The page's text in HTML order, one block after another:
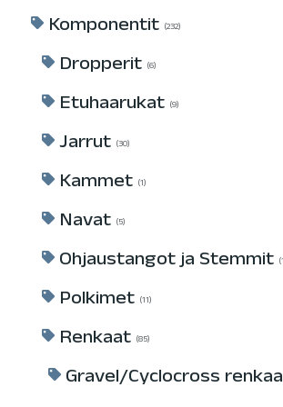
Komponentit
232
Dropperit 6
Etuhaarukat 9
Jarrut 30
Kammet 1
Navat 5
Ohjaustangot ja Stemmit
Polkimet 11
Renkaat 85
Gravel/Cyclocross